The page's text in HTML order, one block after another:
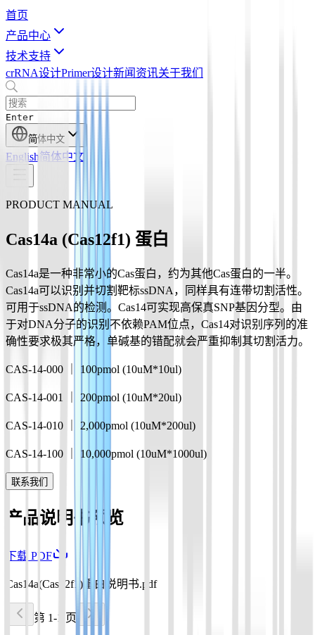
首页
产品中心
技术支持
crRNA设计Primer设计新闻资讯关于我们
Enter
简体中文
English简体中文
PRODUCT MANUAL
Cas14a (Cas12f1) 蛋白
Cas14a是一种非常小的Cas蛋白，约为其他Cas蛋白的一半。
Cas14a可以识别并切割靶标ssDNA，同样具有连带切割活性。
可用于ssDNA的检测。Cas14可实现高保真SNP基因分型。由
于对DNA分子的识别不依赖PAM位点，Cas14对识别序列的准
确性要求极其严格，单碱基的错配就会严重抑制其切割活力。
CAS-14-000 ｜ 100pmol (10uM*10ul)
CAS-14-001 ｜ 200pmol (10uM*20ul)
CAS-14-010 ｜ 2,000pmol (10uM*200ul)
CAS-14-100 ｜ 10,000pmol (10uM*1000ul)
联系我们
产品说明书预览
下载 PDF
Cas14a(Cas12f1)蛋白说明书.pdf
第 1-1 页